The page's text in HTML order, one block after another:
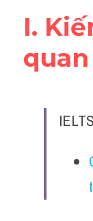
Cách
Phân biệt từ
Writing
I.
quan